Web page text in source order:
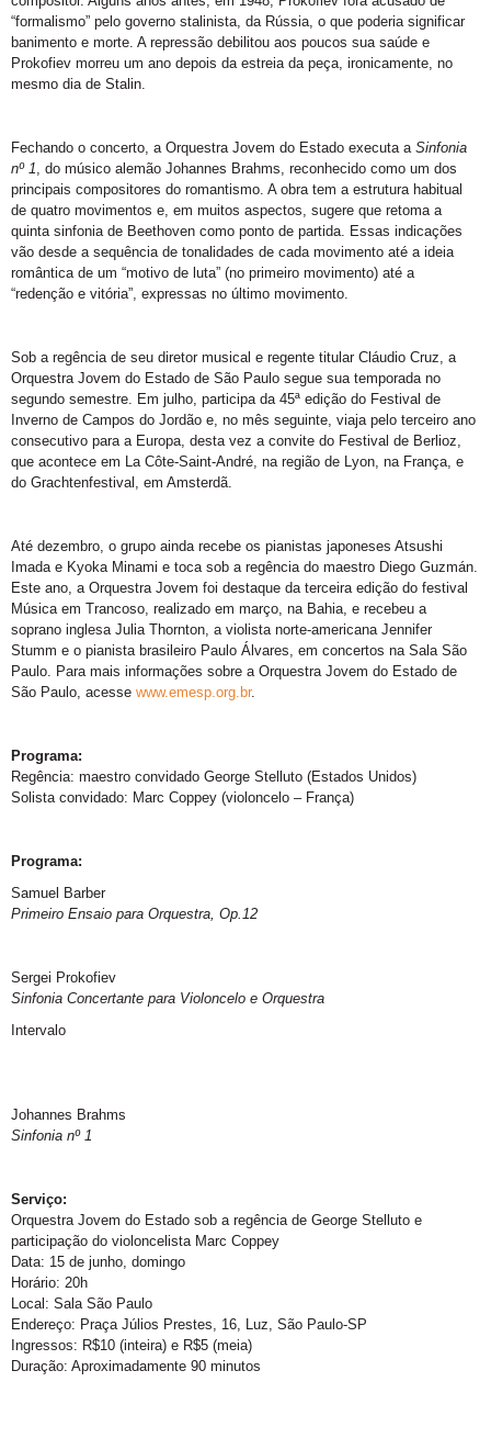
“formalismo” pelo governo stalinista, da Rússia, o que poderia significar
banimento e morte. A repressão debilitou aos poucos sua saúde e
Prokofiev morreu um ano depois da estreia da peça, ironicamente, no
mesmo dia de Stalin.
Fechando o concerto, a Orquestra Jovem do Estado executa a Sinfonia
nº 1, do músico alemão Johannes Brahms, reconhecido como um dos
principais compositores do romantismo. A obra tem a estrutura habitual
de quatro movimentos e, em muitos aspectos, sugere que retoma a
quinta sinfonia de Beethoven como ponto de partida. Essas indicações
vão desde a sequência de tonalidades de cada movimento até a ideia
romântica de um “motivo de luta” (no primeiro movimento) até a
“redenção e vitória”, expressas no último movimento.
Sob a regência de seu diretor musical e regente titular Cláudio Cruz, a
Orquestra Jovem do Estado de São Paulo segue sua temporada no
segundo semestre. Em julho, participa da 45ª edição do Festival de
Inverno de Campos do Jordão e, no mês seguinte, viaja pelo terceiro ano
consecutivo para a Europa, desta vez a convite do Festival de Berlioz,
que acontece em La Côte-Saint-André, na região de Lyon, na França, e
do Grachtenfestival, em Amsterdã.
Até dezembro, o grupo ainda recebe os pianistas japoneses Atsushi
Imada e Kyoka Minami e toca sob a regência do maestro Diego Guzmán.
Este ano, a Orquestra Jovem foi destaque da terceira edição do festival
Música em Trancoso, realizado em março, na Bahia, e recebeu a
soprano inglesa Julia Thornton, a violista norte-americana Jennifer
Stumm e o pianista brasileiro Paulo Álvares, em concertos na Sala São
Paulo. Para mais informações sobre a Orquestra Jovem do Estado de
São Paulo, acesse www.emesp.org.br.
Programa:
Regência: maestro convidado George Stelluto (Estados Unidos)
Solista convidado: Marc Coppey (violoncelo – França)
Programa:
Samuel Barber
Primeiro Ensaio para Orquestra, Op.12
Sergei Prokofiev
Sinfonia Concertante para Violoncelo e Orquestra
Intervalo
Johannes Brahms
Sinfonia nº 1
Serviço:
Orquestra Jovem do Estado sob a regência de George Stelluto e
participação do violoncelista Marc Coppey
Data: 15 de junho, domingo
Horário: 20h
Local: Sala São Paulo
Endereço: Praça Júlios Prestes, 16, Luz, São Paulo-SP
Ingressos: R$10 (inteira) e R$5 (meia)
Duração: Aproximadamente 90 minutos